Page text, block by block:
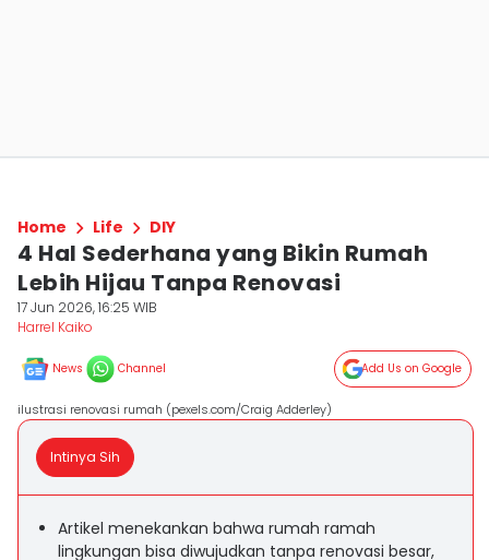
Home Life DIY
4 Hal Sederhana yang Bikin Rumah
Lebih Hijau Tanpa Renovasi
17 Jun 2026, 16:25 WIB
Harrel Kaiko
News Channel Add Us on Google
ilustrasi renovasi rumah (pexels.com/Craig Adderley)
Intinya Sih
Artikel menekankan bahwa rumah ramah
lingkungan bisa diwujudkan tanpa renovasi besar,